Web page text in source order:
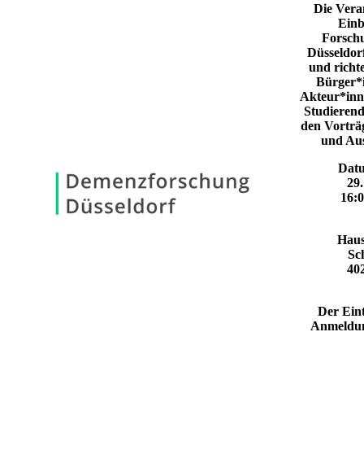
Die
und
den
und
Der